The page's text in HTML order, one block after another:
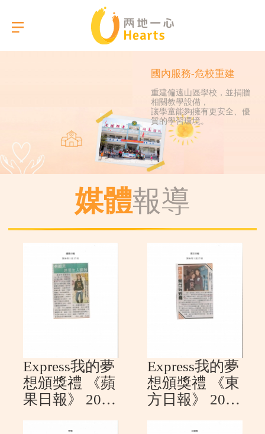
關於我們
本會服務
活動相簿
報告
加入我們
國內服務-危校重建
重建偏遠山區學校，並捐贈
相關教學設備，
讓學童能夠擁有更安全、優
質的學習環境。
媒體報導
Express我的夢
想頒獎禮 《蘋
果日報》 2016
Express我的夢
想頒獎禮 《東
方日報》 2016